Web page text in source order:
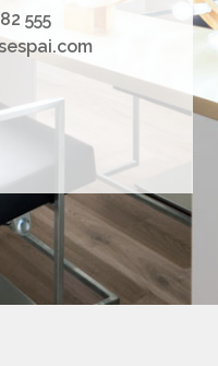
555